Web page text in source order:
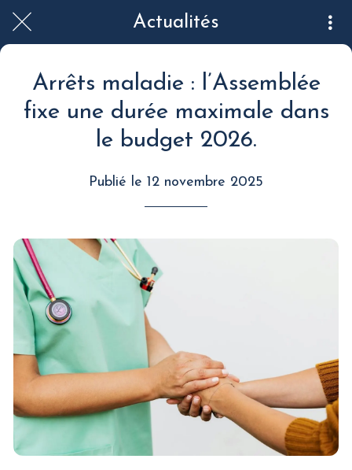
Actualités
Arrêts maladie : l’Assemblée
fixe une durée maximale dans
le budget 2026.
Publié le 12 novembre 2025